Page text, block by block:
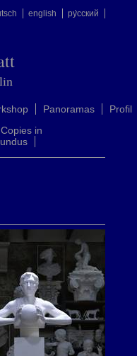
english ру́сский
Panoramas
Profil
Copies in